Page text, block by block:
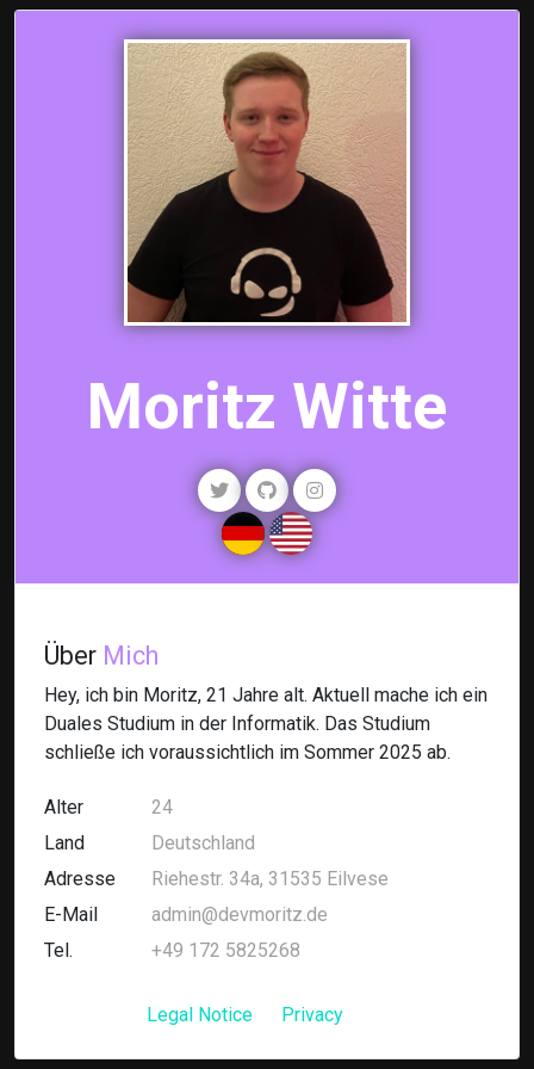
Moritz Witte
Über Mich
Hey, ich bin Moritz, 21 Jahre alt. Aktuell mache ich ein
Duales Studium in der Informatik. Das Studium
schließe ich voraussichtlich im Sommer 2025 ab.
Alter
24
Land
Deutschland
Adresse
Riehestr. 34a, 31535 Eilvese
E-Mail
admin@devmoritz.de
Tel.
+49 172 5825268
Legal Notice Privacy